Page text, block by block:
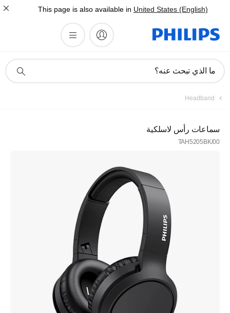
This page is also available in United States (English)
دعم
ما الذي تبحث عنه؟
Headband
سماعات رأس لاسلكية
TAH5205BK/00